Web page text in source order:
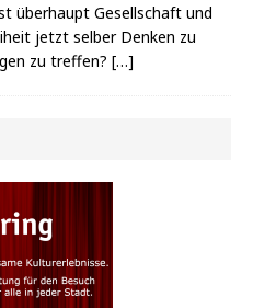
überhaupt Gesellschaft und
jetzt selber Denken zu
zu treffen? […]